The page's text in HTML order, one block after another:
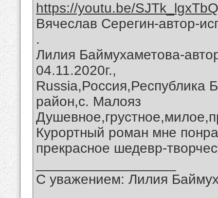
https://youtu.be/SJTk_lgxTbQ
Вячеслав Серегин-автор-
.
Лилия Баймухаметова-
04.11.2020г.,
Russia,Россия,Республика
район,с. Малояз
Курортный роман мне
прекрасное шедевр-
С уважением: Лилия